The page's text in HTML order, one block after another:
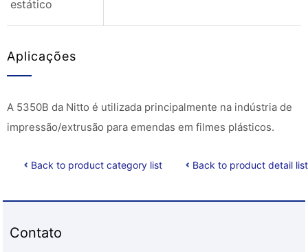
estático
Aplicações
A 5350B da Nitto é utilizada principalmente na indústria de
impressão/extrusão para emendas em filmes plásticos.
Back to product category list Back to product detail list
Contato